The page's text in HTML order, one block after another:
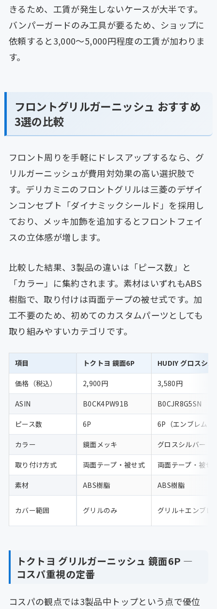
きるため、工賃が発生しないケースが大半です。
バンパーガードのみ工具が要るため、ショップに
依頼すると3,000〜5,000円程度の工賃が加わりま
す。
フロントグリルガーニッシュ おすすめ
3選の比較
フロント周りを手軽にドレスアップするなら、グ
リルガーニッシュが費用対効果の高い選択肢で
す。デリカミニのフロントグリルは三菱のデザイ
ンコンセプト「ダイナミックシールド」を採用し
ており、メッキ加飾を追加するとフロントフェイ
スの立体感が増します。
比較した結果、3製品の違いは「ピース数」と
「カラー」に集約されます。素材はいずれもABS
樹脂で、取り付けは両面テープの被せ式です。加
工不要のため、初めてのカスタムパーツとしても
取り組みやすいカテゴリです。
項目 トクトヨ 鏡面6P HUDIY グロスシ
価格（税込） 2,900円 3,580円
ASIN B0CK4PW91B B0CJR8G5SN
ピース数 6P 6P（エンブレム含
カラー 鏡面メッキ グロスシルバー
取り付け方式 両面テープ・被せ式 両面テープ・被せ
素材 ABS樹脂 ABS樹脂
カバー範囲 グリルのみ グリル＋エンブレ
トクトヨ グリルガーニッシュ 鏡面6P —
コスパ重視の定番
コスパの観点では3製品中トップという点で優位